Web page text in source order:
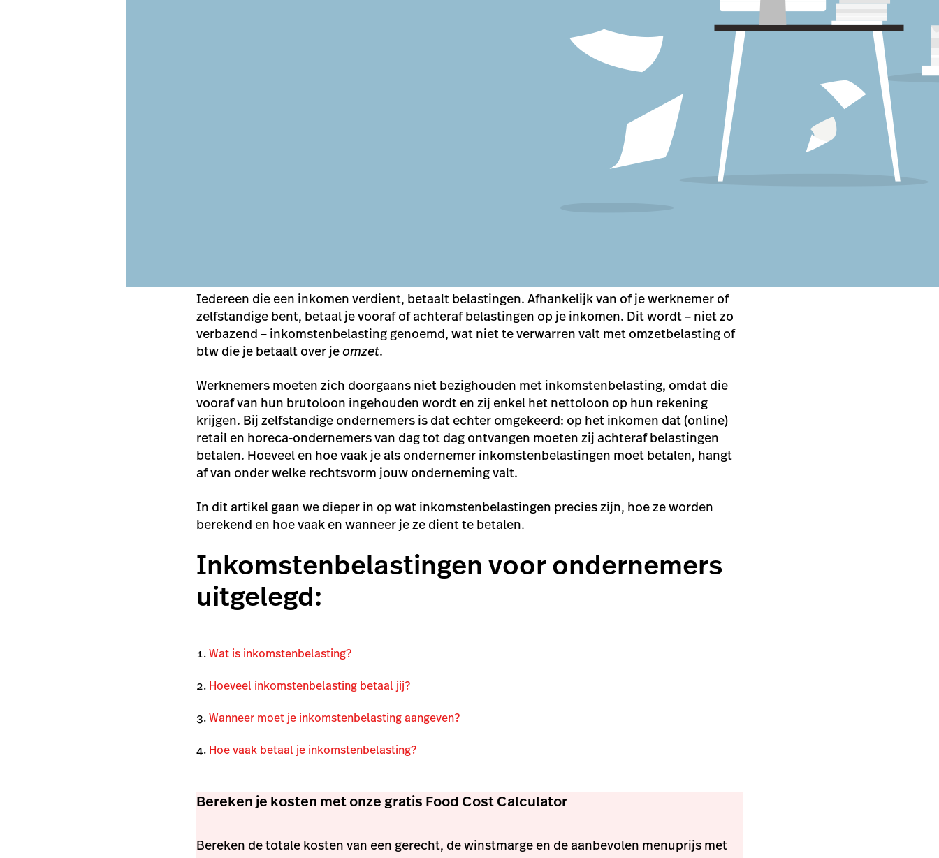
Iedereen die een inkomen verdient, betaalt belastingen. Afhankelijk van of je werknemer of
zelfstandige bent, betaal je vooraf of achteraf belastingen op je inkomen. Dit wordt – niet zo
verbazend – inkomstenbelasting genoemd, wat niet te verwarren valt met omzetbelasting of
btw die je betaalt over jeomzet.
Werknemers moeten zich doorgaans niet bezighouden met inkomstenbelasting, omdat die
vooraf van hun brutoloon ingehouden wordt en zij enkel het nettoloon op hun rekening
krijgen. Bij zelfstandige ondernemers is dat echter omgekeerd: op het inkomen dat (online)
retail en horeca-ondernemers van dag tot dag ontvangen moeten zij achteraf belastingen
betalen. Hoeveel en hoe vaak je als ondernemer inkomstenbelastingen moet betalen, hangt
af van onder welke rechtsvorm jouw onderneming valt.
In dit artikel gaan we dieper in op wat inkomstenbelastingen precies zijn, hoe ze worden
berekend en hoe vaak en wanneer je ze dient te betalen.
Inkomstenbelastingen voor ondernemers
uitgelegd:
Wat is inkomstenbelasting?
Hoeveel inkomstenbelasting betaal jij?
Wanneer moet je inkomstenbelasting aangeven?
Hoe vaak betaal je inkomstenbelasting?
Bereken je kosten met onze gratis Food Cost Calculator
Bereken de totale kosten van een gerecht, de winstmarge en de aanbevolen menuprijs met